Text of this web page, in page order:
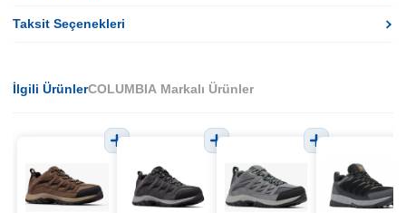
Taksit Seçenekleri
İlgili ÜrünlerCOLUMBIA Markalı Ürünler